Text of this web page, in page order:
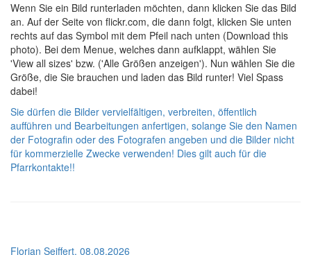
Wenn Sie ein Bild runterladen möchten, dann klicken Sie das Bild
an. Auf der Seite von flickr.com, die dann folgt, klicken Sie unten
rechts auf das Symbol mit dem Pfeil nach unten (Download this
photo). Bei dem Menue, welches dann aufklappt, wählen Sie
'View all sizes' bzw. ('Alle Größen anzeigen'). Nun wählen Sie die
Größe, die Sie brauchen und laden das Bild runter! Viel Spass
dabei!
Sie dürfen die Bilder vervielfältigen, verbreiten, öffentlich
aufführen und Bearbeitungen anfertigen, solange Sie den Namen
der Fotografin oder des Fotografen angeben und die Bilder nicht
für kommerzielle Zwecke verwenden! Dies gilt auch für die
Pfarrkontakte!!
Florian Seiffert, 08.08.2026